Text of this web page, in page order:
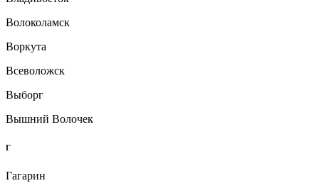
Волоколамск
Воркута
Всеволожск
Выборг
Вышний Волочек
Г
Гагарин